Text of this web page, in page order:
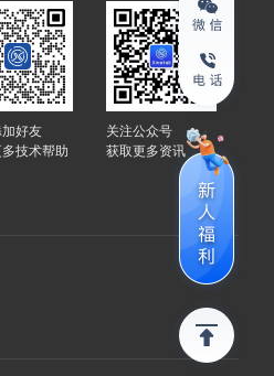
好友
技术帮助
关注公众号
获取更多资讯